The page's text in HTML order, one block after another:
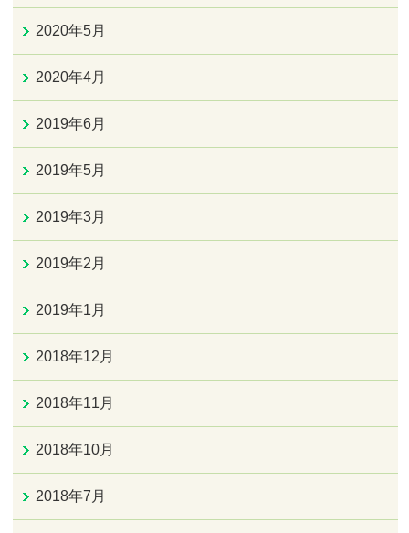
2020年5月
2020年4月
2019年6月
2019年5月
2019年3月
2019年2月
2019年1月
2018年12月
2018年11月
2018年10月
2018年7月